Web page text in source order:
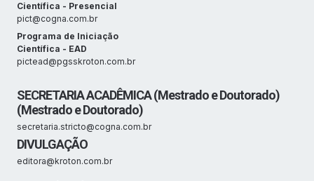
Científica - Presencial
pict@cogna.com.br
Programa de Iniciação
Científica - EAD
pictead@pgsskroton.com.br
SECRETARIA ACADÊMICA (Mestrado e Doutorado)
(Mestrado e Doutorado)
secretaria.stricto@cogna.com.br
DIVULGAÇÃO
editora@kroton.com.br